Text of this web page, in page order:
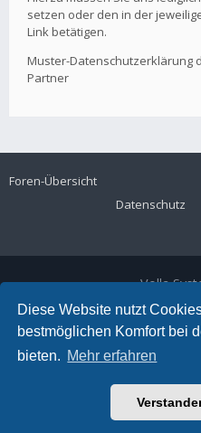
Diese Website nutzt
bestmöglichen Komfort bei
bieten. Mehr erfahren
setzen oder den in der
Link betätigen.
Muster-Datenschutzerklärung
Partner
Foren-Übersicht
Datenschutz
Volla
Kölner
42897
Telefon:+49
E-Mail:
Ariki